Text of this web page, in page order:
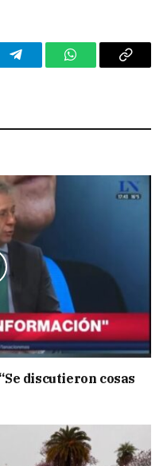
TelegramWhatsAppCopy
discutieron cosas